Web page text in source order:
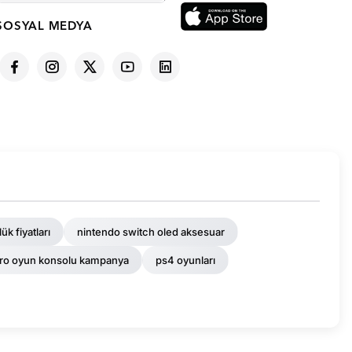
MEDYA
fiyatları nintendo switch oled aksesuar
oyun konsolu kampanya ps4 oyunları